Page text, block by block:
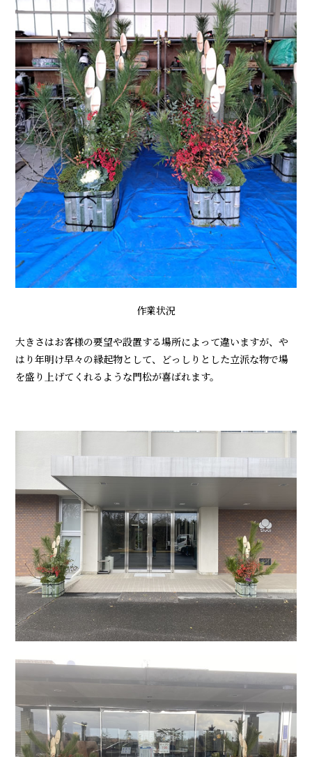
作業状況
大きさはお客様の要望や設置する場所によって違いますが、や
はり年明け早々の縁起物として、どっしりとした立派な物で場
を盛り上げてくれるような門松が喜ばれます。